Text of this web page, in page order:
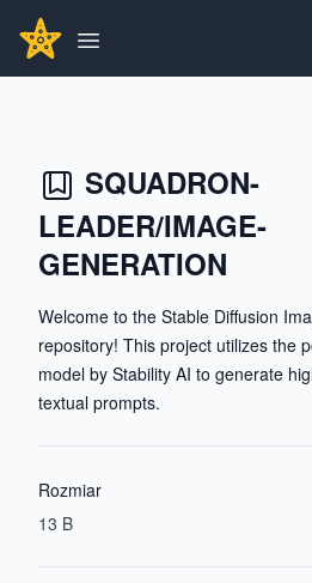
GITHUBSTAR
Open main menu
SQUADRON-
LEADER/IMAGE-
GENERATION
Welcome to the Stable Diffusion
repository! This project utilizes the
model by Stability AI to generate
textual prompts.
Rozmiar
13 B